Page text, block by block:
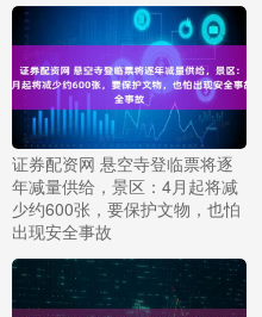
证券配资网 悬空寺登临票将逐
年减量供给，景区：4月起将减
少约600张，要保护文物，也怕
出现安全事故